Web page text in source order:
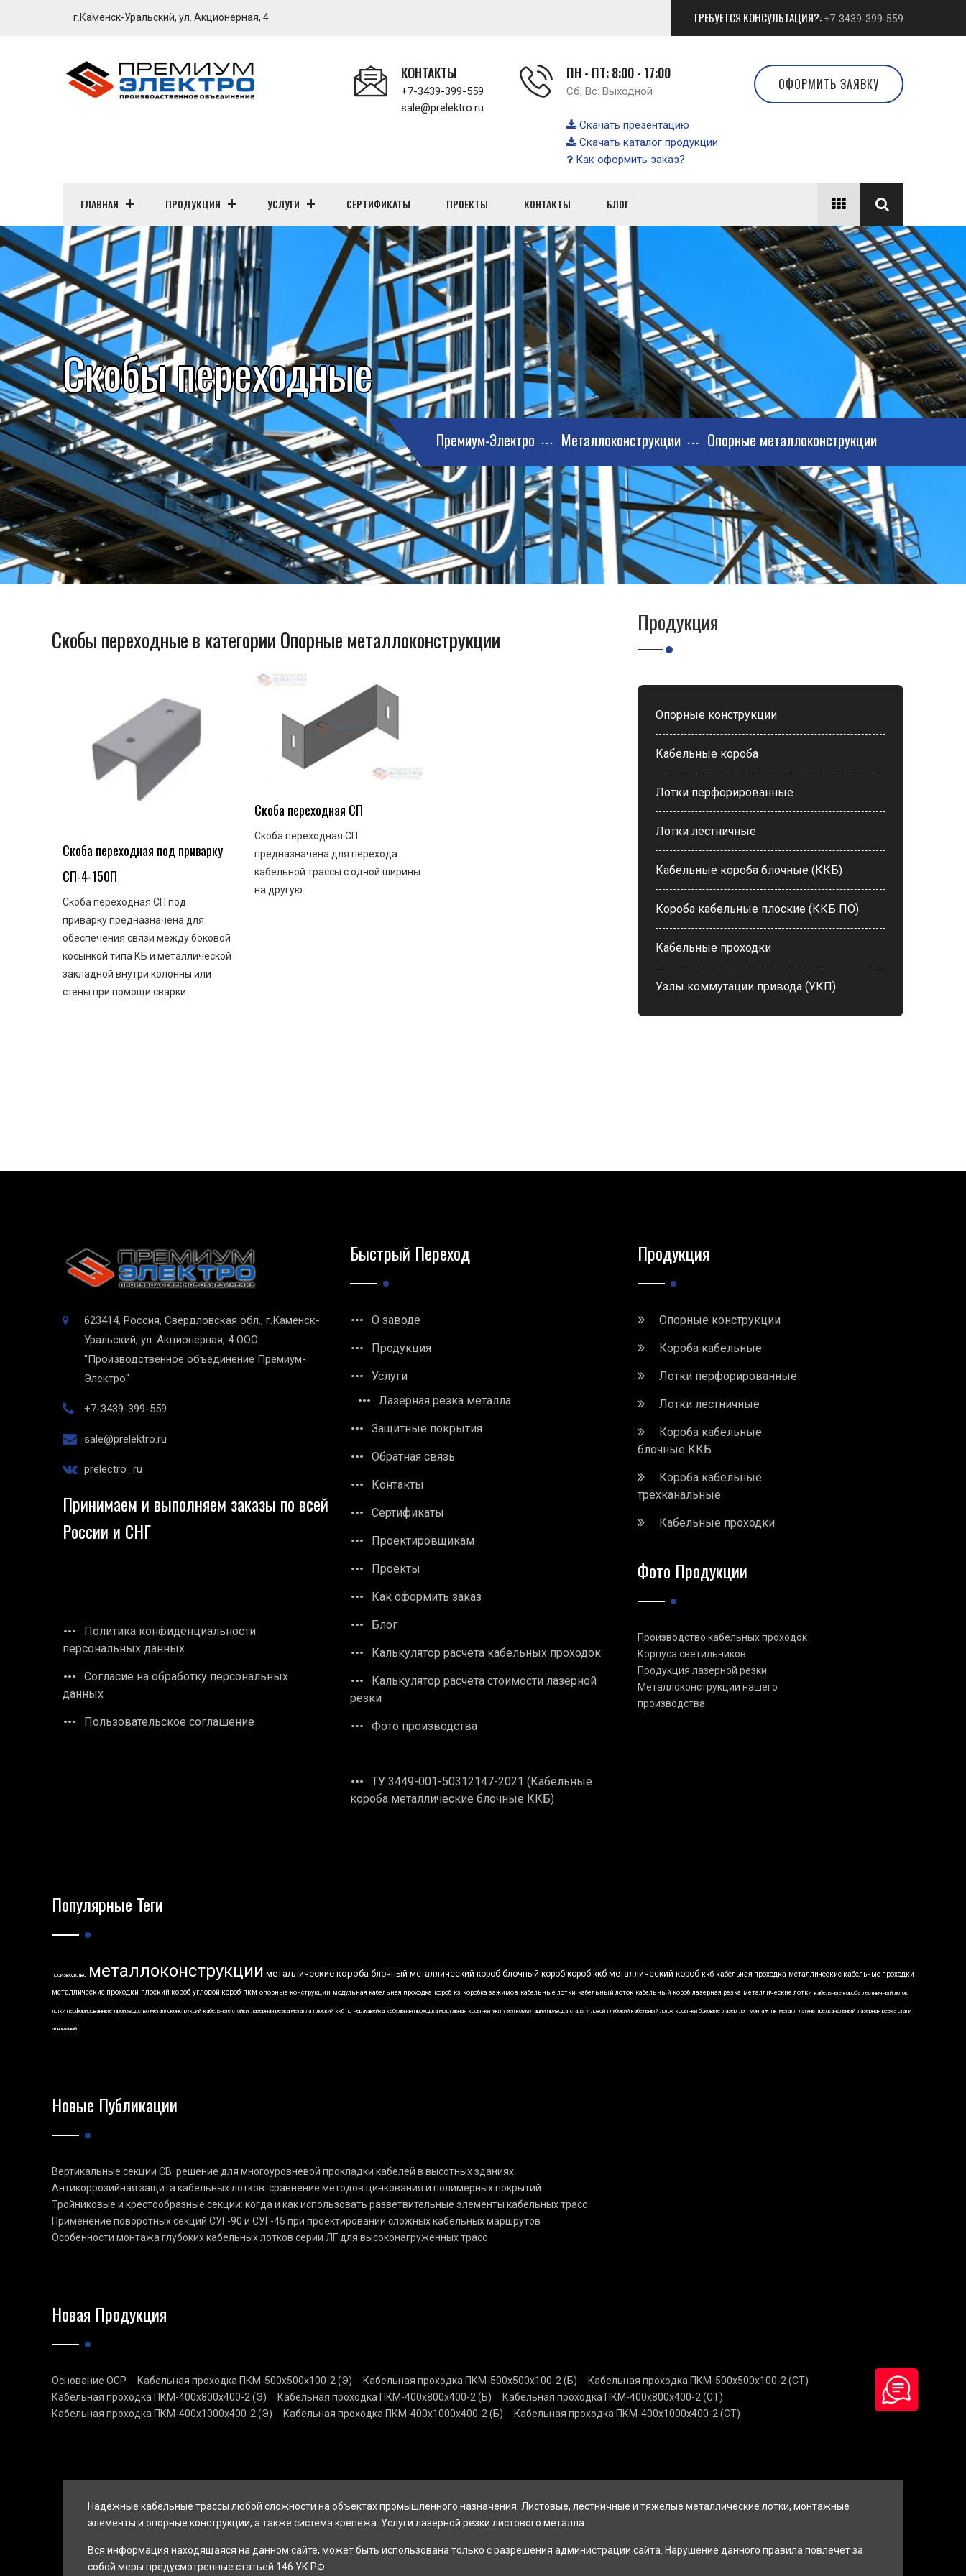
г.Каменск-Уральский, ул. Акционерная, 4 ТРЕБУЕТСЯ КОНСУЛЬТАЦИЯ?: +7-3439-399-559
КОНТАКТЫ
+7-3439-399-559
sale@prelektro.ru
ПН - ПТ: 8:00 - 17:00
Сб, Вс: Выходной
Скачать презентацию
Скачать каталог продукции
Как оформить заказ?
ОФОРМИТЬ ЗАЯВКУ
ГЛАВНАЯ ПРОДУКЦИЯ УСЛУГИ СЕРТИФИКАТЫ ПРОЕКТЫ КОНТАКТЫ БЛОГ
Скобы переходные
Премиум-Электро Металлоконструкции Опорные металлоконструкции
Скобы переходные в категории Опорные металлоконструкции
Скоба переходная под приварку
СП-4-150П
Скоба переходная СП под
приварку предназначена для
обеспечения связи между боковой
косынкой типа КБ и металлической
закладной внутри колонны или
стены при помощи сварки.
Скоба переходная СП
Скоба переходная СП
предназначена для перехода
кабельной трассы с одной ширины
на другую.
Продукция
Опорные конструкции
Кабельные короба
Лотки перфорированные
Лотки лестничные
Кабельные короба блочные (ККБ)
Короба кабельные плоские (ККБ ПО)
Кабельные проходки
Узлы коммутации привода (УКП)
623414, Россия, Свердловская обл., г.Каменск-
Уральский, ул. Акционерная, 4 ООО
"Производственное объединение Премиум-
Электро"
+7-3439-399-559
sale@prelektro.ru
prelectro_ru
Принимаем и выполняем заказы по всей
России и СНГ
Политика конфиденциальности
персональных данных
Согласие на обработку персональных
данных
Пользовательское соглашение
Быстрый Переход
О заводе
Продукция
Услуги
Лазерная резка металла
Защитные покрытия
Обратная связь
Контакты
Сертификаты
Проектировщикам
Проекты
Как оформить заказ
Блог
Калькулятор расчета кабельных проходок
Калькулятор расчета стоимости лазерной
резки
Фото производства
ТУ 3449-001-50312147-2021 (Кабельные
короба металлические блочные ККБ)
Продукция
Опорные конструкции
Короба кабельные
Лотки перфорированные
Лотки лестничные
Короба кабельные
блочные ККБ
Короба кабельные
трехканальные
Кабельные проходки
Фото Продукции
Производство кабельных проходок
Корпуса светильников
Продукция лазерной резки
Металлоконструкции нашего
производства
Популярные Теги
производство металлоконструкции металлические короба блочный металлический короб блочный короб короб ккб металлический короб ккб кабельная проходка металлические кабельные проходки
металлические проходки плоский короб угловой короб пкм опорные конструкции модульная кабельная проходка короб кз коробка зажимов кабельные лотки кабельный лоток кабельный короб лазерная резка металлические лотки кабельные короба лестничный лоток
лотки перфорированные производство металлоконструкций кабельные стойки лазерная резка металла плоский ккб по нержавейка кабельная проходка модульная косынки укп узел коммутации привода сталь угловой глубокий кабельный лоток косынки боковые лазер лэп монтаж пк металл латунь трехканальный лазерная резка стали
алюминий
Новые Публикации
Вертикальные секции СВ: решение для многоуровневой прокладки кабелей в высотных зданиях
Антикоррозийная защита кабельных лотков: сравнение методов цинкования и полимерных покрытий
Тройниковые и крестообразные секции: когда и как использовать разветвительные элементы кабельных трасс
Применение поворотных секций СУГ-90 и СУГ-45 при проектировании сложных кабельных маршрутов
Особенности монтажа глубоких кабельных лотков серии ЛГ для высоконагруженных трасс
Новая Продукция
Основание ОСР Кабельная проходка ПКМ-500х500х100-2 (Э) Кабельная проходка ПКМ-500х500х100-2 (Б)
Кабельная проходка ПКМ-500х500х100-2 (СТ)
Кабельная проходка ПКМ-400х800х400-2 (Э)
Кабельная проходка ПКМ-400х800х400-2 (Б)
Кабельная проходка ПКМ-400х800х400-2 (СТ)
Кабельная проходка ПКМ-400х1000х400-2 (Э)
Кабельная проходка ПКМ-400х1000х400-2 (Б) Кабельная проходка ПКМ-400х1000х400-2 (СТ)
Надежные кабельные трассы любой сложности на объектах промышленного назначения. Листовые, лестничные и тяжелые металлические лотки, монтажные
элементы и опорные конструкции, а также система крепежа. Услуги лазерной резки листового металла.
Вся информация находящаяся на данном сайте, может быть использована только с разрешения администрации сайта. Нарушение данного правила повлечет за
собой меры предусмотренные статьей 146 УК РФ.